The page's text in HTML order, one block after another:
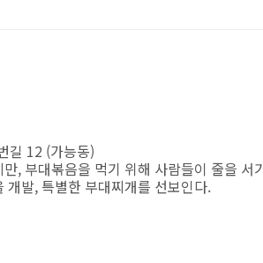
길 12 (가능동)
, 부대볶음을 먹기 위해 사람들이 줄을 서
발, 특별한 부대찌개를 선보인다.